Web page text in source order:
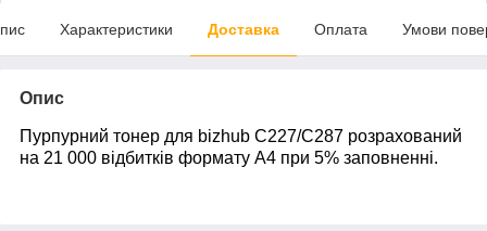
Характеристики Доставка Оплата Умови
Опис
Пурпурний тонер для bizhub C227/C287 розрахований
на 21 000 відбитків формату А4 при 5% заповненні.